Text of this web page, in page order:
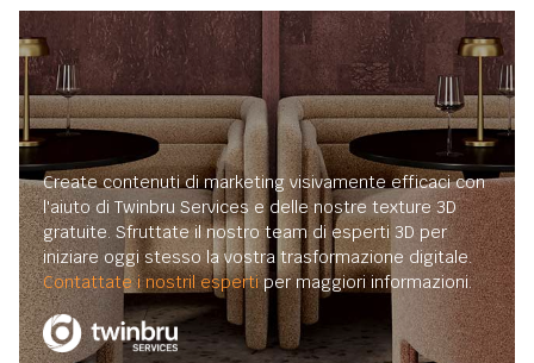
Create contenuti di marketing visivamente efficaci con
l'aiuto di Twinbru Services e delle nostre texture 3D
gratuite. Sfruttate il nostro team di esperti 3D per
iniziare oggi stesso la vostra trasformazione digitale.
Contattate i nostril espertiper maggiori informazioni.